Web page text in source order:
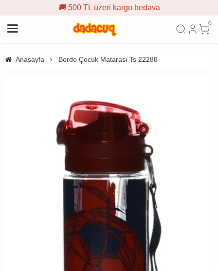
🚚 500 TL üzeri kargo bedava
0
Anasayfa Bordo Çocuk Matarası Ts 22288